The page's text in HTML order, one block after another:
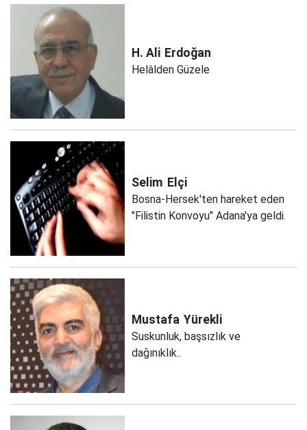
H. Ali Erdoğan
Helâlden Güzele
Selim Elçi
Bosna-Hersek'ten hareket eden
"Filistin Konvoyu" Adana'ya geldi.
Mustafa Yürekli
Suskunluk, başsızlık ve
dağınıklık..